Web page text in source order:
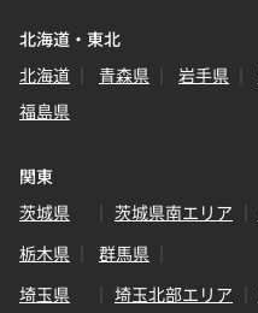
北海道・東北
北海道
青森県 岩手県
福島県
関東
茨城県
茨城県南エリア
栃木県
群馬県
埼玉県
埼玉北部エリア